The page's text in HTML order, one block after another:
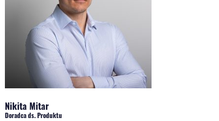
Nikita Mitar
Doradca ds. Produktu